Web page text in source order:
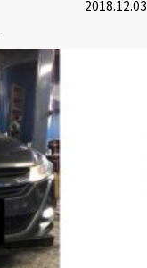
2018.12.03